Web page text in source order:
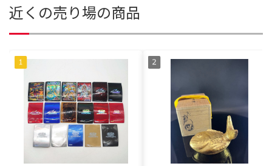
近くの売り場の商品